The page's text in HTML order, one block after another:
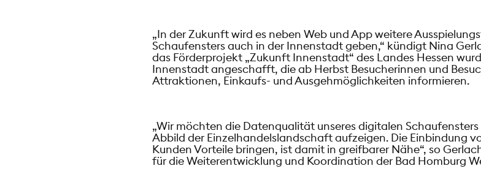
„In der Zukunft wird es neben Web und App weitere
Schaufensters auch in der Innenstadt geben,“ kündigt Nina
das Förderprojekt „Zukunft Innenstadt“ des Landes Hessen
Innenstadt angeschafft, die ab Herbst Besucherinnen und
Attraktionen, Einkaufs- und Ausgehmöglichkeiten informieren.
„Wir möchten die Datenqualität unseres digitalen Schaufensters
Abbild der Einzelhandelslandschaft aufzeigen. Die Einbindung
Kunden Vorteile bringen, ist damit in greifbarer Nähe“, so
für die Weiterentwicklung und Koordination der Bad Homburg